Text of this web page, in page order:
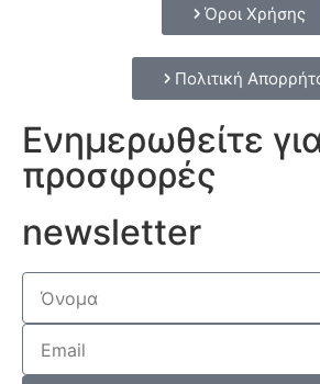
Όροι Χρήσης
Πολιτική
Ενημερωθείτε
προσφορές
newsletter